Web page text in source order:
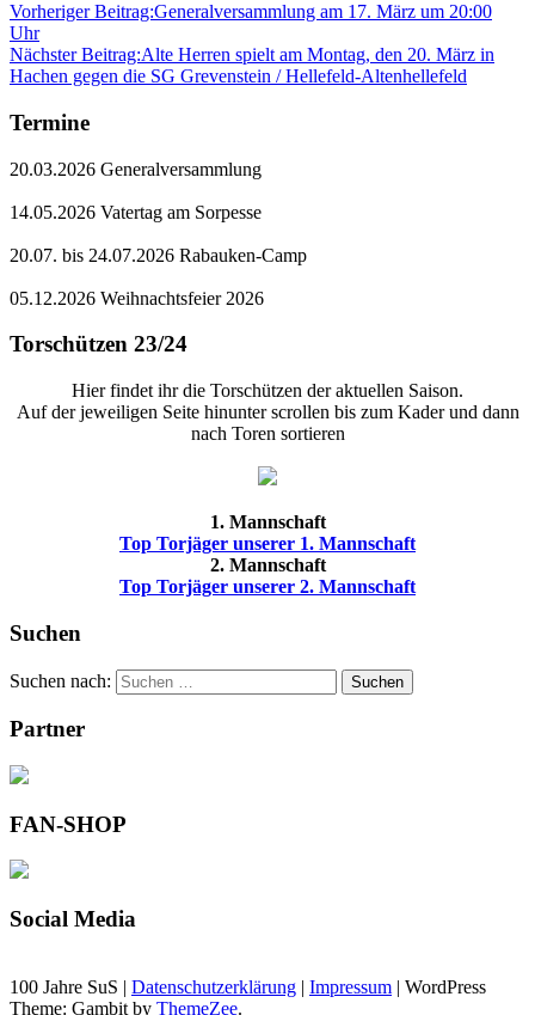
Vorheriger Beitrag:Generalversammlung am 17. März um 20:00
Uhr
Nächster Beitrag:Alte Herren spielt am Montag, den 20. März in
Hachen gegen die SG Grevenstein / Hellefeld-Altenhellefeld
Termine
20.03.2026 Generalversammlung
14.05.2026 Vatertag am Sorpesse
20.07. bis 24.07.2026 Rabauken-Camp
05.12.2026 Weihnachtsfeier 2026
Torschützen 23/24
Hier findet ihr die Torschützen der aktuellen Saison.
Auf der jeweiligen Seite hinunter scrollen bis zum Kader und dann
nach Toren sortieren
1. Mannschaft
Top Torjäger unserer 1. Mannschaft
2. Mannschaft
Top Torjäger unserer 2. Mannschaft
Suchen
Suchen nach: Suchen
Partner
FAN-SHOP
Social Media
100 Jahre SuS | Datenschutzerklärung | Impressum | WordPress
Theme: Gambit by ThemeZee.